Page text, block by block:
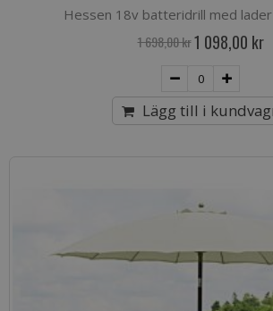
Hessen 18v batteridrill med
1 698,00 kr Special
Price
1 098,00 kr
Lägg till i